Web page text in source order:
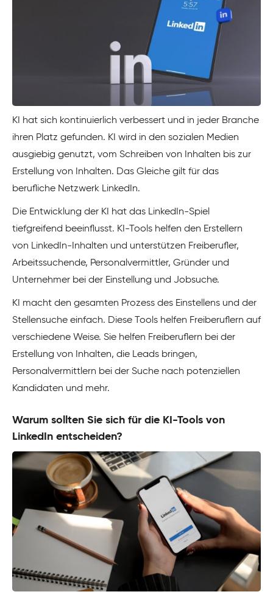
KI hat sich kontinuierlich verbessert und in jeder Branche
ihren Platz gefunden. KI wird in den sozialen Medien
ausgiebig genutzt, vom Schreiben von Inhalten bis zur
Erstellung von Inhalten. Das Gleiche gilt für das
berufliche Netzwerk LinkedIn.
Die Entwicklung der KI hat das LinkedIn-Spiel
tiefgreifend beeinflusst. KI-Tools helfen den Erstellern
von LinkedIn-Inhalten und unterstützen Freiberufler,
Arbeitssuchende, Personalvermittler, Gründer und
Unternehmer bei der Einstellung und Jobsuche.
KI macht den gesamten Prozess des Einstellens und der
Stellensuche einfach. Diese Tools helfen Freiberuflern auf
verschiedene Weise. Sie helfen Freiberuflern bei der
Erstellung von Inhalten, die Leads bringen,
Personalvermittlern bei der Suche nach potenziellen
Kandidaten und mehr.
Warum sollten Sie sich für die KI-Tools von
LinkedIn entscheiden?